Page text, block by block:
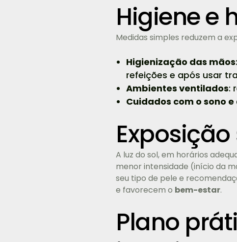
Higiene e
Medidas simples reduzem a
Higienização das mãos
refeições e após usar
Ambientes ventilados:
Cuidados com o sono e
A luz do sol, em horários
menor intensidade (início da
seu tipo de pele e
e favorecem o bem-estar.
Plano